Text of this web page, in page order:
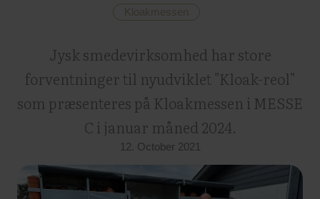
Kloakmessen
Jysk smedevirksomhed har store
forventninger til nyudviklet "Kloak-reol"
som præsenteres på Kloakmessen i MESSE
C i januar måned 2024.
12. October 2021